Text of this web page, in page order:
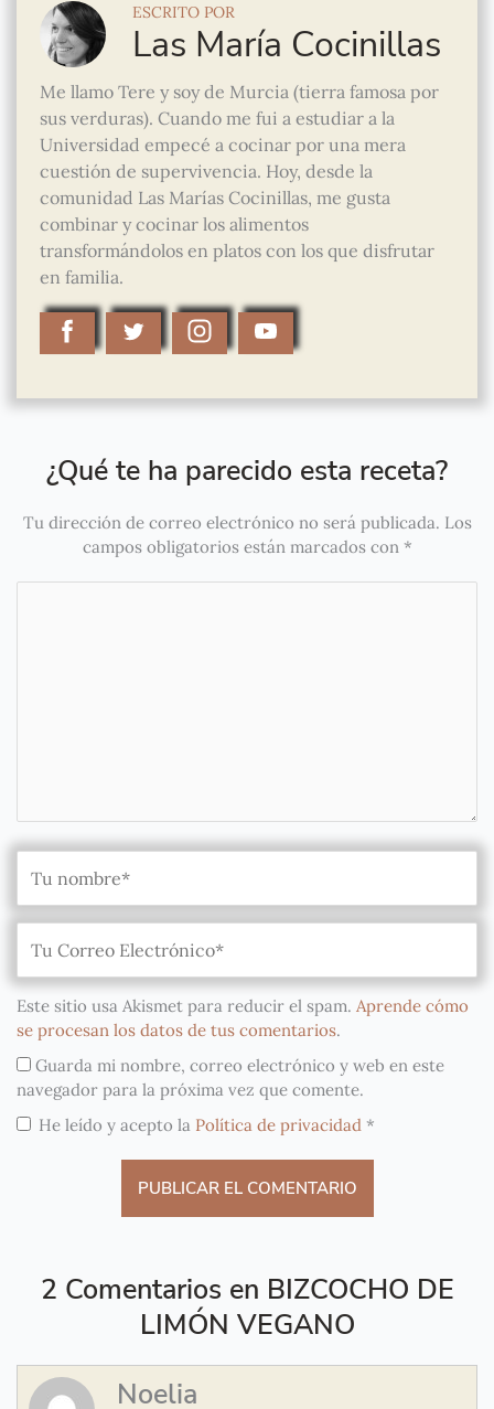
ESCRITO POR
Las María Cocinillas
Me llamo Tere y soy de Murcia (tierra famosa por
sus verduras). Cuando me fui a estudiar a la
Universidad empecé a cocinar por una mera
cuestión de supervivencia. Hoy, desde la
comunidad Las Marías Cocinillas, me gusta
combinar y cocinar los alimentos
transformándolos en platos con los que disfrutar
en familia.
¿Qué te ha parecido esta receta?
Tu dirección de correo electrónico no será publicada. Los
campos obligatorios están marcados con *
Este sitio usa Akismet para reducir el spam. Aprende cómo
se procesan los datos de tus comentarios.
Guarda mi nombre, correo electrónico y web en este
navegador para la próxima vez que comente.
He leído y acepto la Política de privacidad *
2 Comentarios en BIZCOCHO DE
LIMÓN VEGANO
Noelia